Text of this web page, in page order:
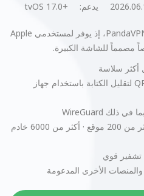
يدعم: tvOS 17.0+
يثق المستخدمون حول العالم في PandaVPN، إذ يوفر لمستخدمي Apple
يدعم تسجيل الدخول عبر رمز QR لتقليل الكتابة باستخدام جهاز
أكثر من 100 دولة ومنطقة · أكثر من 200 موقع · أكثر من 6000 خادم
تشفير قوي